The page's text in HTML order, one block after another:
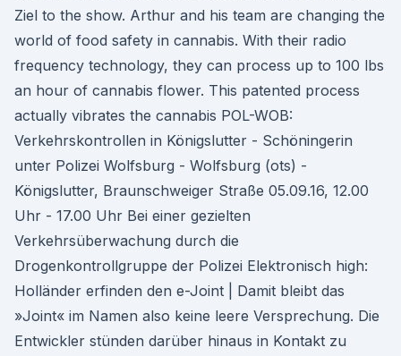
Ziel to the show. Arthur and his team are changing the
world of food safety in cannabis. With their radio
frequency technology, they can process up to 100 lbs
an hour of cannabis flower. This patented process
actually vibrates the cannabis POL-WOB:
Verkehrskontrollen in Königslutter - Schöningerin
unter Polizei Wolfsburg - Wolfsburg (ots) -
Königslutter, Braunschweiger Straße 05.09.16, 12.00
Uhr - 17.00 Uhr Bei einer gezielten
Verkehrsüberwachung durch die
Drogenkontrollgruppe der Polizei Elektronisch high:
Holländer erfinden den e-Joint | Damit bleibt das
»Joint« im Namen also keine leere Versprechung. Die
Entwickler stünden darüber hinaus in Kontakt zu